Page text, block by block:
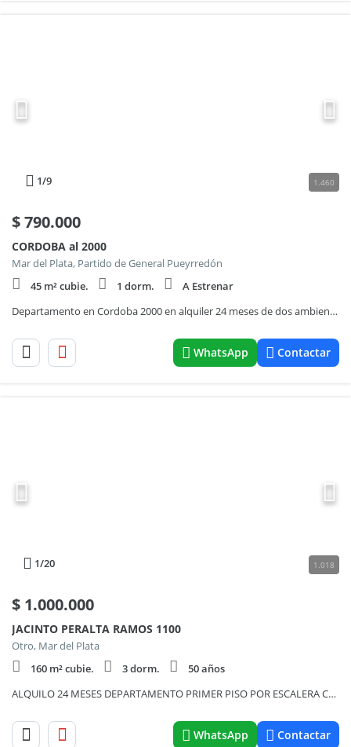
1/9 1.460
$790.000
CORDOBA al 2000
Mar del Plata, Partido de General Pueyrredón
45 m² cubie.
1 dorm.
A Estrenar
Departamento en Cordoba 2000 en alquiler 24 meses de dos ambientes con cochera
WhatsApp Contactar
1/20 1.018
$ 1.000.000
JACINTO PERALTA RAMOS 1100
Otro, Mar del Plata
160 m² cubie.
3 dorm.
50 años
ALQUILO 24 MESES DEPARTAMENTO PRIMER PISO POR ESCALERA CUATRO AMBIENTES CON PATIO Y QUINCHO.-
WhatsApp Contactar